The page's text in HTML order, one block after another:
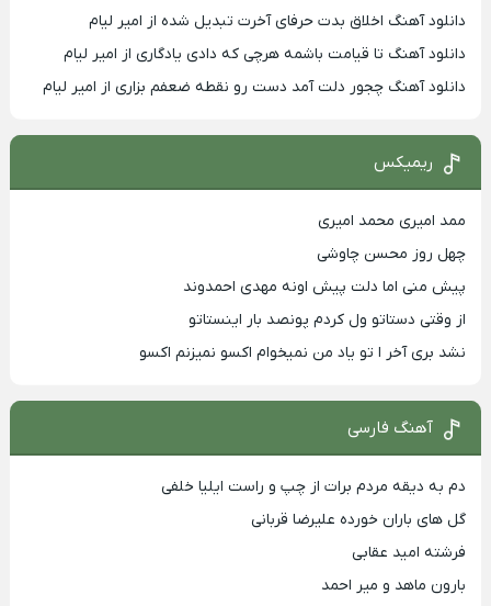
دانلود آهنگ اخلاق بدت حرفای آخرت تبدیل شده از امیر لیام
دانلود آهنگ تا قیامت باشمه هرچی که دادی یادگاری از امیر لیام
دانلود آهنگ چجور دلت آمد دست رو نقطه ضعفم بزاری از امیر لیام
ریمیکس
ممد امیری محمد امیری
چهل روز محسن چاوشی
پیش منی اما دلت پیش اونه مهدی احمدوند
از وقتی دستاتو ول کردم پونصد بار اینستاتو
نشد بری آخر ا تو یاد من نمیخوام اکسو نمیزنم اکسو
آهنگ فارسی
دم به دیقه مردم برات از چپ و راست ایلیا خلفی
گل های باران خورده علیرضا قربانی
فرشته امید عقابی
بارون ماهد و میر احمد